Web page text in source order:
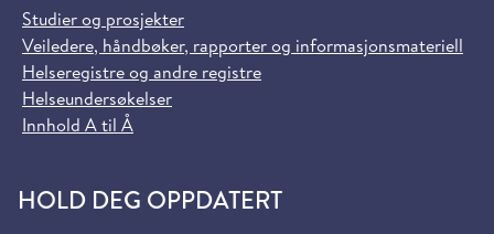
Studier og prosjekter
Veiledere, håndbøker, rapporter og informasjonsmateriell
Helseregistre og andre registre
Helseundersøkelser
Innhold A til Å
HOLD DEG OPPDATERT